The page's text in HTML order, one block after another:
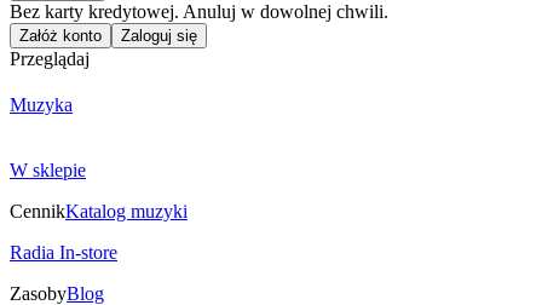
Bez karty kredytowej. Anuluj w dowolnej chwili.
Załóż konto Zaloguj się
Przeglądaj
Muzyka
W sklepie
CennikKatalog muzyki
Radia In-store
ZasobyBlog